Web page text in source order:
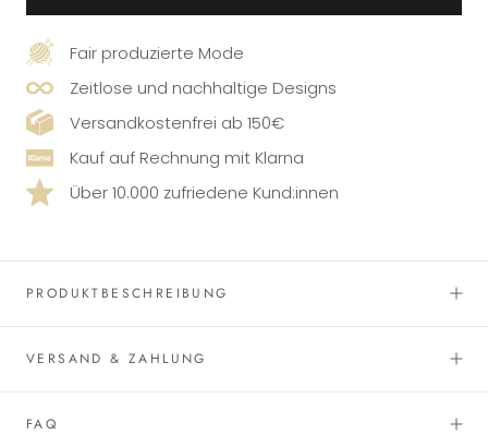
Fair produzierte Mode
Zeitlose und nachhaltige Designs
Versandkostenfrei ab 150€
Kauf auf Rechnung mit Klarna
Über 10.000 zufriedene Kund:innen
PRODUKTBESCHREIBUNG
VERSAND & ZAHLUNG
FAQ